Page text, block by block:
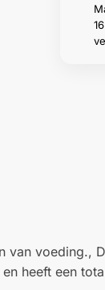
van voeding.,
heeft een